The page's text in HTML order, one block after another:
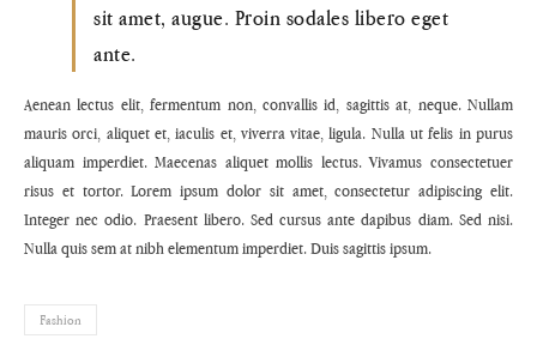
sit amet, augue. Proin sodales libero eget
ante.
Aenean lectus elit, fermentum non, convallis id, sagittis at, neque. Nullam
mauris orci, aliquet et, iaculis et, viverra vitae, ligula. Nulla ut felis in purus
aliquam imperdiet. Maecenas aliquet mollis lectus. Vivamus consectetuer
risus et tortor. Lorem ipsum dolor sit amet, consectetur adipiscing elit.
Integer nec odio. Praesent libero. Sed cursus ante dapibus diam. Sed nisi.
Nulla quis sem at nibh elementum imperdiet. Duis sagittis ipsum.
Fashion